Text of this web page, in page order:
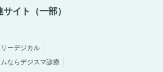
イト（一部）
ーデジカル
ならデジスマ診療